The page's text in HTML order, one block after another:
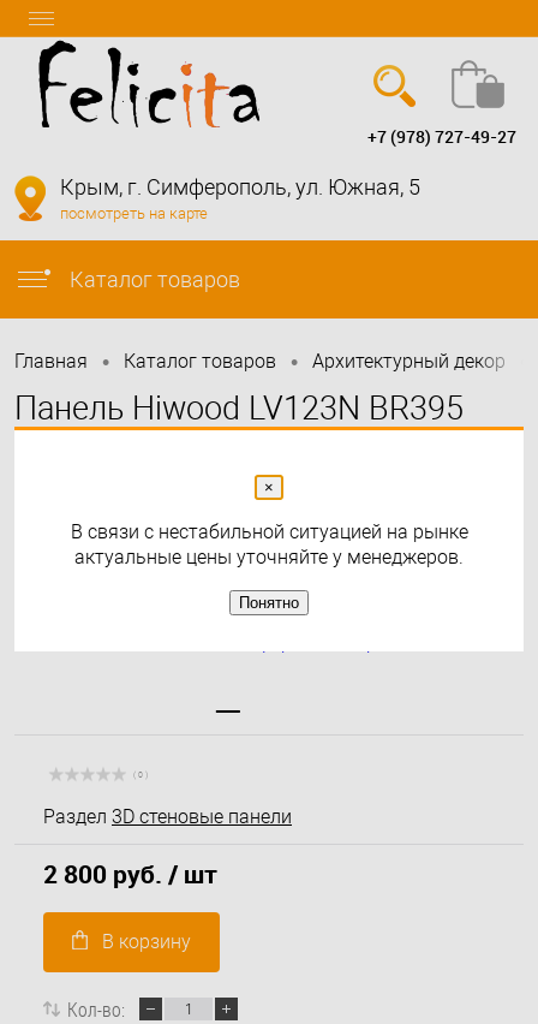
info@felicita-crimea.ru
+7 (978) 727-49-27
Крым, г. Симферополь, ул. Южная, 5
посмотреть на карте
Каталог товаров
Главная • Каталог товаров • Архитектурный декор
Панель Hiwood LV123N BR395
( 0 )
Раздел 3D стеновые панели
2 800 руб. / шт
В корзину
Кол-во:
×
В связи с нестабильной ситуацией на рынке
актуальные цены уточняйте у менеджеров.
Понятно